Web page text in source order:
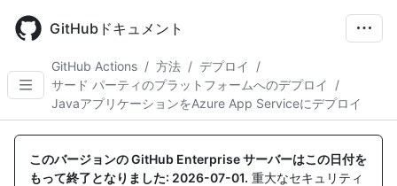
main
GitHubドキュメント
GitHub Actions / 方法 / デプロイ
/
サード パーティのプラットフォームへのデプロイ
/
JavaアプリケーションをAzure App Serviceにデプロイ
このバージョンの GitHub Enterprise サーバーはこの日付を
もって終了となりました: 2026-07-01. 重大なセキュリティ